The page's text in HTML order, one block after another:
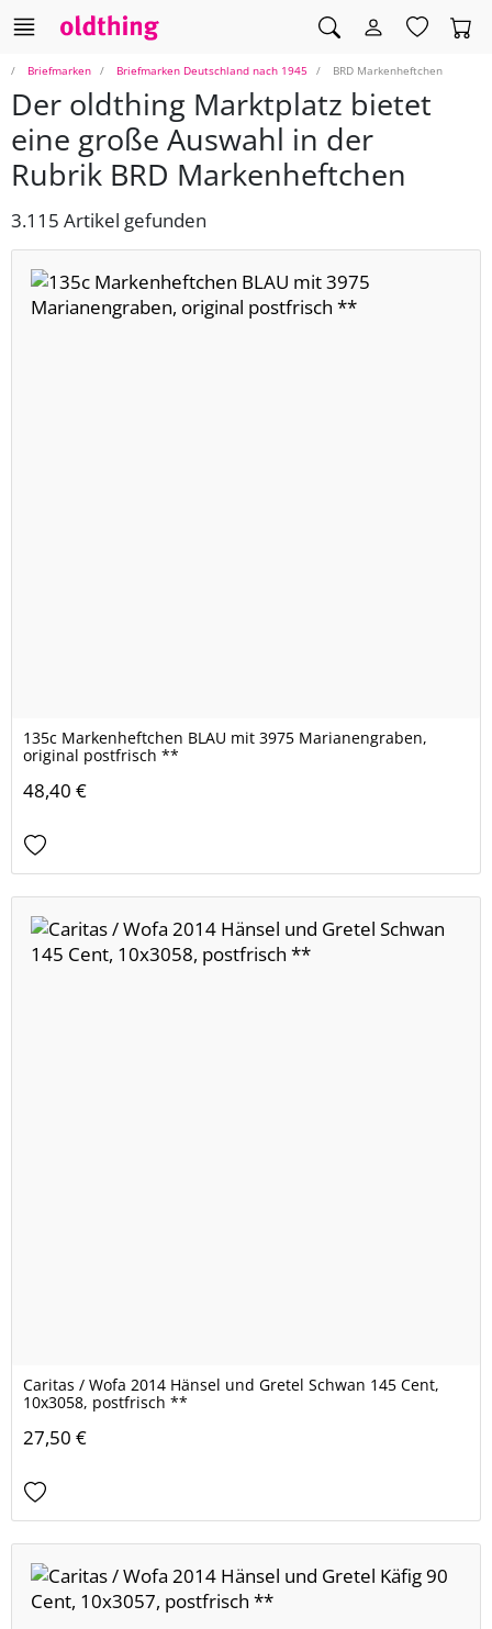
Briefmarken Briefmarken Deutschland nach 1945 BRD Markenheftchen
Der oldthing Marktplatz bietet
eine große Auswahl in der
Rubrik BRD Markenheftchen
3.115 Artikel gefunden
135c Markenheftchen BLAU mit 3975 Marianengraben,
original postfrisch **
48,40 €
Caritas / Wofa 2014 Hänsel und Gretel Schwan 145 Cent,
10x3058, postfrisch **
27,50 €